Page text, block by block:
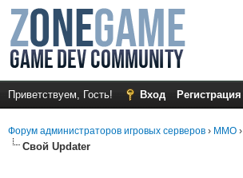
Приветствуем, Гость! Вход Регистрация
Форум администраторов игровых серверов › MMO ›
Свой Updater